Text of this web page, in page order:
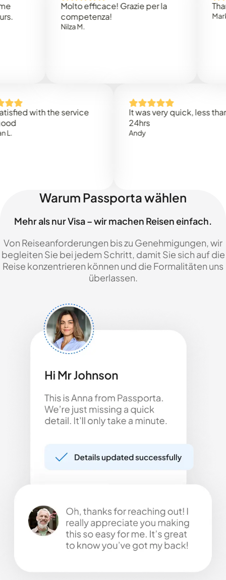
Molto efficace! Grazie per la
competenza!
Nilza M.
Thank
Mark N.
with the service
It was very quick, less than
Warum Passporta wählen
Mehr als nur Visa – wir machen Reisen einfach.
Von Reiseanforderungen bis zu Genehmigungen, wir
begleiten Sie bei jedem Schritt, damit Sie sich auf die
Reise konzentrieren können und die Formalitäten uns
überlassen.